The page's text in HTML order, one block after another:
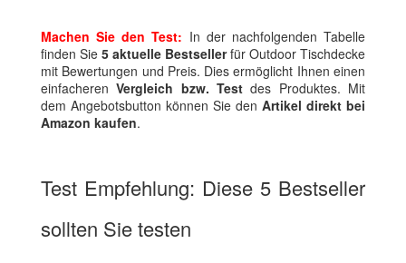
Machen Sie den Test: In der nachfolgenden Tabelle
finden Sie 5 aktuelle Bestsellerfür Outdoor Tischdecke
mit Bewertungen und Preis. Dies ermöglicht Ihnen einen
einfacherenVergleich bzw. Test des Produktes. Mit
dem Angebotsbutton können Sie den Artikel direkt bei
Amazon kaufen.
Test Empfehlung: Diese 5 Bestseller
sollten Sie testen